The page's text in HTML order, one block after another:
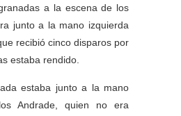
a la escena de los
junto a la mano izquierda
recibió cinco disparos por
estaba rendido.
estaba junto a la mano
Andrade, quien no era